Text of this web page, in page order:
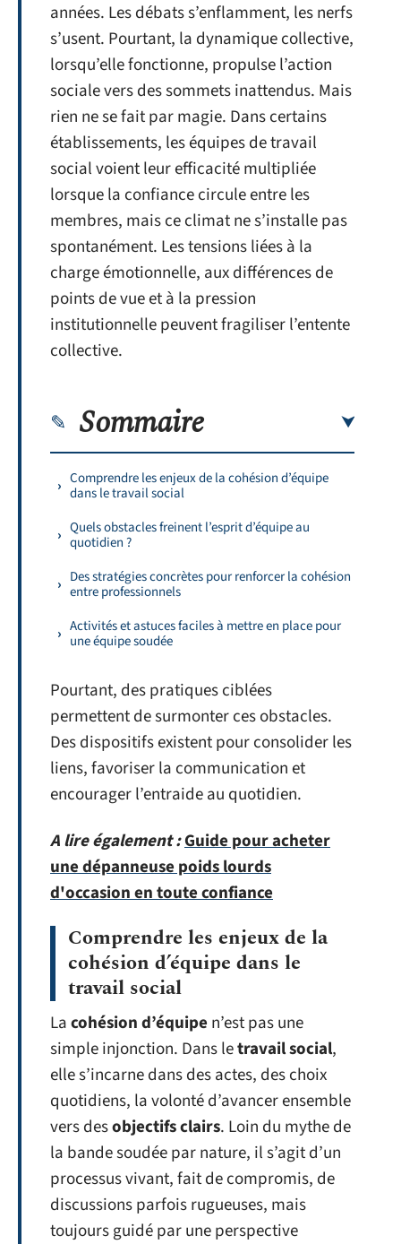
années. Les débats s’enflamment, les nerfs
s’usent. Pourtant, la dynamique collective,
lorsqu’elle fonctionne, propulse l’action
sociale vers des sommets inattendus. Mais
rien ne se fait par magie. Dans certains
établissements, les équipes de travail
social voient leur efficacité multipliée
lorsque la confiance circule entre les
membres, mais ce climat ne s’installe pas
spontanément. Les tensions liées à la
charge émotionnelle, aux différences de
points de vue et à la pression
institutionnelle peuvent fragiliser l’entente
collective.
Sommaire
Comprendre les enjeux de la cohésion d’équipe
dans le travail social
Quels obstacles freinent l’esprit d’équipe au
quotidien ?
Des stratégies concrètes pour renforcer la cohésion
entre professionnels
Activités et astuces faciles à mettre en place pour
une équipe soudée
Pourtant, des pratiques ciblées
permettent de surmonter ces obstacles.
Des dispositifs existent pour consolider les
liens, favoriser la communication et
encourager l’entraide au quotidien.
A lire également :Guide pour acheter
une dépanneuse poids lourds
d'occasion en toute confiance
Comprendre les enjeux de la
cohésion d’équipe dans le
travail social
Lacohésion d’équipe n’est pas une
simple injonction. Dans letravail social,
elle s’incarne dans des actes, des choix
quotidiens, la volonté d’avancer ensemble
vers desobjectifs clairs. Loin du mythe de
la bande soudée par nature, il s’agit d’un
processus vivant, fait de compromis, de
discussions parfois rugueuses, mais
toujours guidé par une perspective